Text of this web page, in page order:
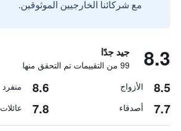
مع شركائنا الخارجيين الموثوقين.
8.3 جيد جدًا
99 من التقييمات تم التحقق منها
8.5 الأزواج 8.6 منفرد
7.7 أصدقاء 7.8 عائلات